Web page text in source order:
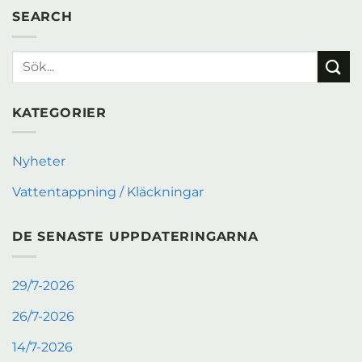
SEARCH
KATEGORIER
Nyheter
Vattentappning / Kläckningar
DE SENASTE UPPDATERINGARNA
29/7-2026
26/7-2026
14/7-2026